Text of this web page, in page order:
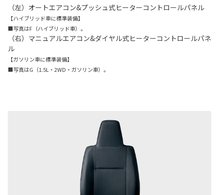
（左）オートエアコン&プッシュ式ヒーターコントロールパネル
【ハイブリッド車に標準装備】
■写真はF（ハイブリッド車）。
（右）マニュアルエアコン&ダイヤル式ヒーターコントロールパネ
ル
【ガソリン車に標準装備】
■写真はG（1.5L・2WD・ガソリン車）。